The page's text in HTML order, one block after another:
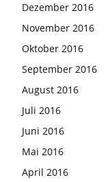
Dezember 2016
November 2016
Oktober 2016
September 2016
August 2016
Juli 2016
Juni 2016
Mai 2016
April 2016